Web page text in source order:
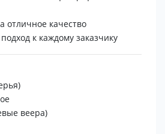
качество
к каждому заказчику
веера)